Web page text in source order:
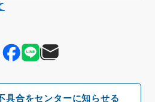
具合をセンターに知らせる